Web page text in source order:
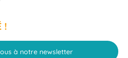
!
à notre newsletter